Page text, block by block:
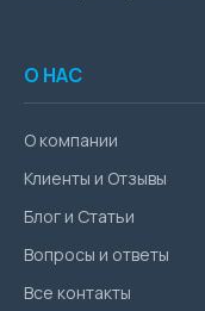
О НАС
О компании
Клиенты и Отзывы
Блог и Статьи
Вопросы и ответы
Все контакты